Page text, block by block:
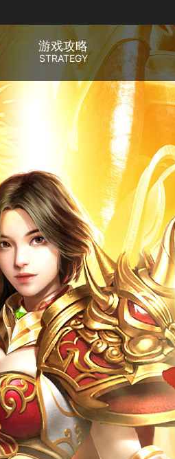
游戏攻略
STRATEGY